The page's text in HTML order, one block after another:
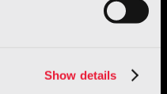
Show details
Interiors by